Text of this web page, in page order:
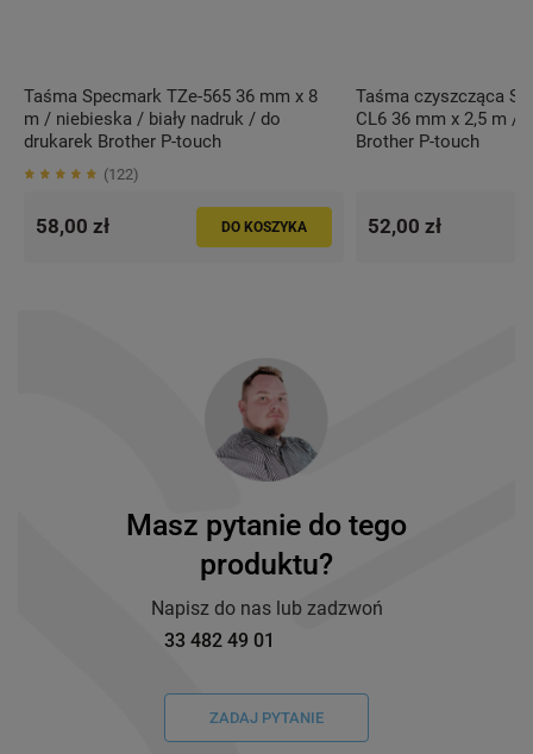
Taśma Specmark TZe-565 36 mm x 8
m / niebieska / biały nadruk / do
drukarek Brother P-touch
122
58,00 zł DO KOSZYKA
Taśma czyszcząca
CL6 36 mm x 2,5 m /
Brother P-touch
52,00 zł
Masz pytanie do tego
produktu?
Napisz do nas lub zadzwoń
33 482 49 01
ZADAJ PYTANIE